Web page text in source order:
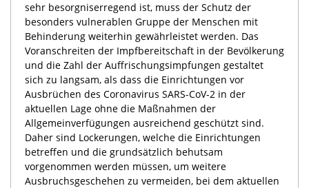
sehr besorgniserregend ist, muss der Schutz der
besonders vulnerablen Gruppe der Menschen mit
Behinderung weiterhin gewährleistet werden. Das
Voranschreiten der Impfbereitschaft in der Bevölkerung
und die Zahl der Auffrischungsimpfungen gestaltet
sich zu langsam, als dass die Einrichtungen vor
Ausbrüchen des Coronavirus SARS-CoV-2 in der
aktuellen Lage ohne die Maßnahmen der
Allgemeinverfügungen ausreichend geschützt sind.
Daher sind Lockerungen, welche die Einrichtungen
betreffen und die grundsätzlich behutsam
vorgenommen werden müssen, um weitere
Ausbruchsgeschehen zu vermeiden, bei dem aktuellen